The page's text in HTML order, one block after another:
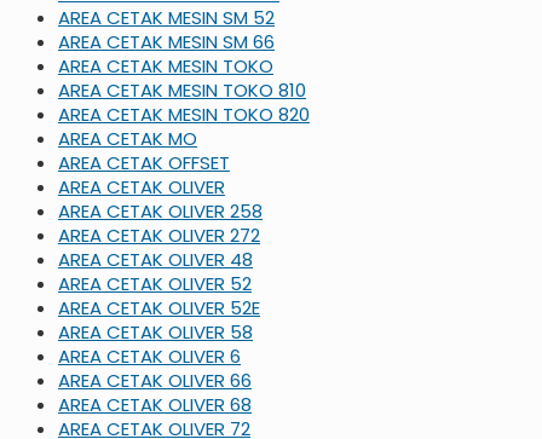
AREA CETAK MESIN SM 52
AREA CETAK MESIN SM 66
AREA CETAK MESIN TOKO
AREA CETAK MESIN TOKO 810
AREA CETAK MESIN TOKO 820
AREA CETAK MO
AREA CETAK OFFSET
AREA CETAK OLIVER
AREA CETAK OLIVER 258
AREA CETAK OLIVER 272
AREA CETAK OLIVER 48
AREA CETAK OLIVER 52
AREA CETAK OLIVER 52E
AREA CETAK OLIVER 58
AREA CETAK OLIVER 6
AREA CETAK OLIVER 66
AREA CETAK OLIVER 68
AREA CETAK OLIVER 72